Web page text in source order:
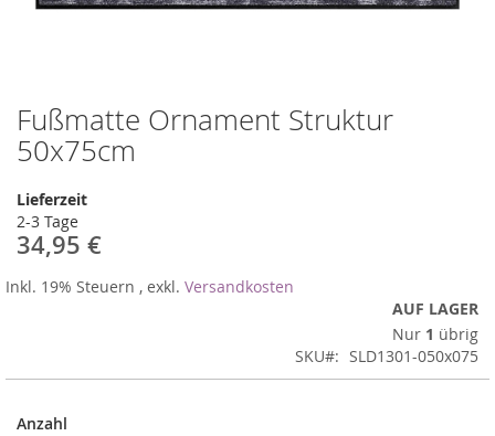
Fußmatte Ornament Struktur
50x75cm
Lieferzeit
2-3 Tage
34,95 €
Inkl. 19% Steuern , exkl. Versandkosten
AUF LAGER
Nur 1 übrig
SKU
SLD1301-050x075
Anzahl
Zum
Anfang
der
springen